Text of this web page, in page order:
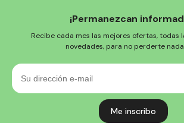
¡Permanezcan
Recibe cada mes las mejores ofertas, todas
novedades, para no perderte
Su
dirección
e-